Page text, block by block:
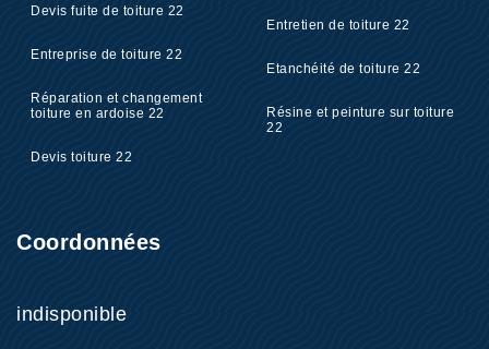
Devis fuite de toiture 22
Entreprise de toiture 22
Réparation et changement
toiture en ardoise 22
Devis toiture 22
Entretien de toiture 22
Etanchéité de toiture 22
Résine et peinture sur toiture
22
Coordonnées
indisponible